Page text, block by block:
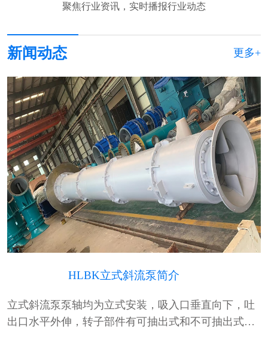
聚焦行业资讯，实时播报行业动态
新闻动态 更多+
HLBK立式斜流泵简介
立式斜流泵泵轴均为立式安装，吸入口垂直向下，吐
出口水平外伸，转子部件有可抽出式和不可抽出式两